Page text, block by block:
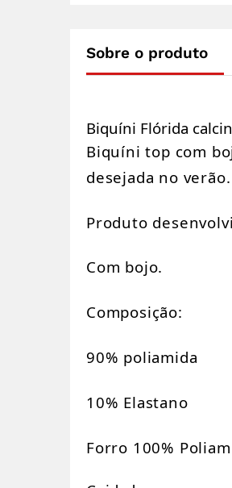
Sobre o produto
Biquíni Flórida
Biquíni top com
desejada no verão.
Produto
Com bojo.
Composição:
90% poliamida
10% Elastano
Forro 100%